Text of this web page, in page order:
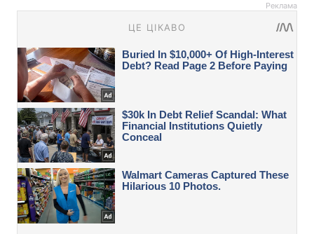
Реклама